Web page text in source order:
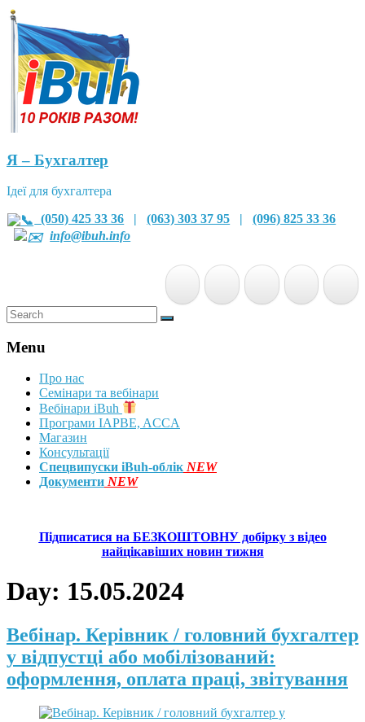
Я – Бухгалтер
Ідеї для бухгалтера
(050) 425 33 36 |(063) 303 37 95 |(096) 825 33 36
info@ibuh.info
Menu
Про нас
Семінари та вебінари
Вебінари iBuh
Програми IAPBE, ACCA
Магазин
Консультації
Спецвипуски iBuh-облік NEW
Документи NEW
Підписатися на БЕЗКОШТОВНУ добірку з відео
найцікавіших новин тижня
Day: 15.05.2024
Вебінар. Керівник / головний бухгалтер
у відпустці або мобілізований:
оформлення, оплата праці, звітування